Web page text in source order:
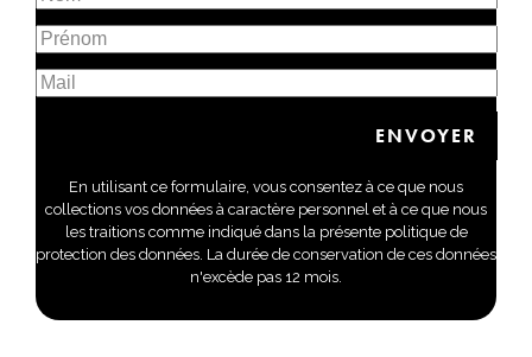
En utilisant ce formulaire, vous consentez à ce que nous
collections vos données à caractère personnel et à ce que nous
les traitions comme indiqué dans la présente politique de
protection des données. La durée de conservation de ces données
n'excède pas 12 mois.